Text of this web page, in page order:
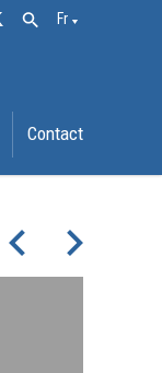
Fr
Contact
navigate_before navigate_next